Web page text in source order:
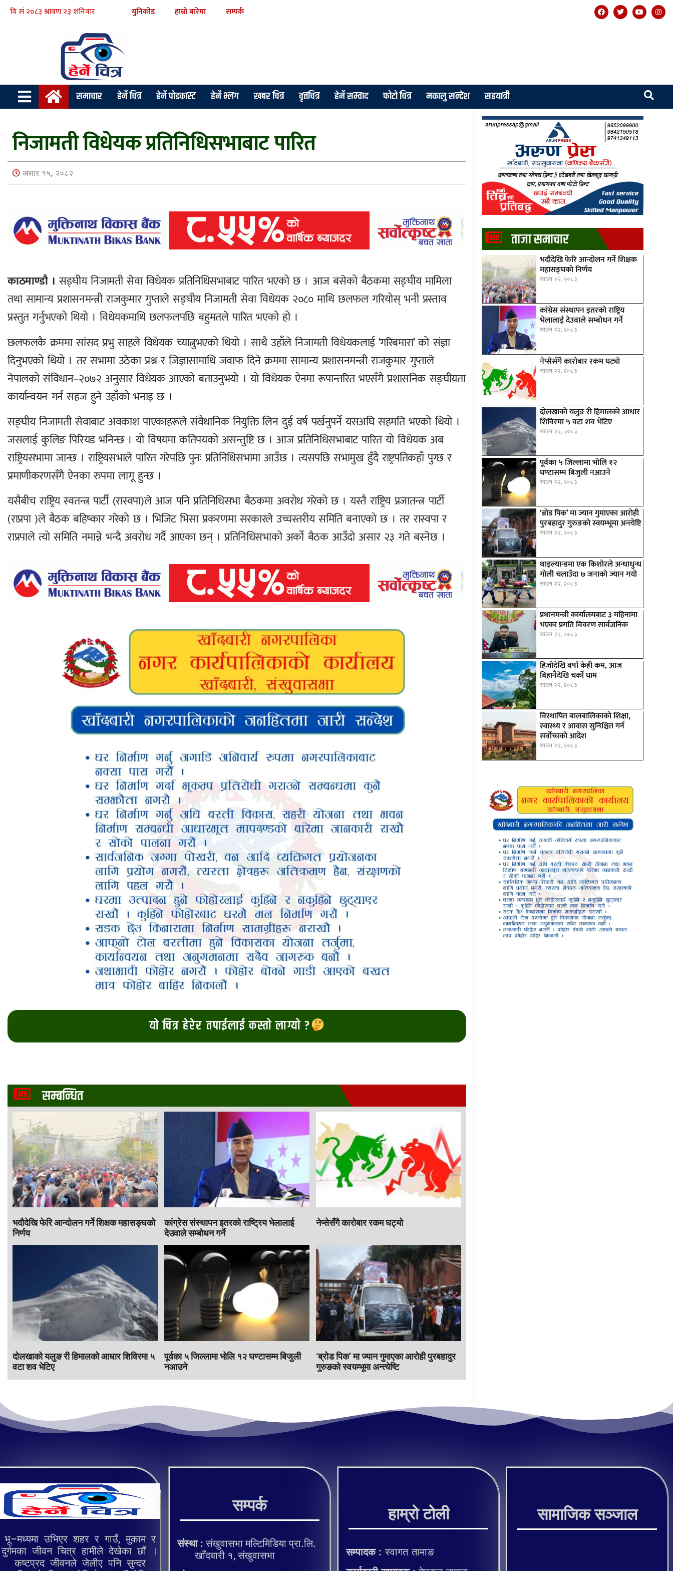
युनिकोड हाम्रो बारेमा सम्पर्क
समाचार हेर्ने चित्र हेर्ने पोडकास्ट हेर्ने भ्लग खबर चित्र वृत्तचित्र हेर्ने सम्वाद फोटो चित्र मकालु सन्देश सहयात्री
निजामती विधेयक प्रतिनिधिसभाबाट पारित
असार १५, २०८२
काठमाण्डौ । सङ्घीय निजामती सेवा विधेयक प्रतिनिधिसभाबाट पारित भएको छ । आज बसेको बैठकमा सङ्घीय मामिला
तथा सामान्य प्रशासनमन्त्री राजकुमार गुप्ताले सङ्घीय निजामती सेवा विधेयक २०८० माथि छलफल गरियोस् भनी प्रस्ताव
प्रस्तुत गर्नुभएको थियो । विधेयकमाथि छलफलपछि बहुमतले पारित भएको हो ।
छलफलकै क्रममा सांसद प्रभु साहले विधेयक च्यात्नुभएको थियो । साथै उहाँले निजामती विधेयकलाई ‘गरिबमारा’ को संज्ञा
दिनुभएको थियो । तर सभामा उठेका प्रश्न र जिज्ञासामाथि जवाफ दिने क्रममा सामान्य प्रशासनमन्त्री राजकुमार गुप्ताले
नेपालको संविधान–२०७२ अनुसार विधेयक आएको बताउनुभयो । यो विधेयक ऐनमा रूपान्तरित भएसँगै प्रशासनिक सङ्घीयता
कार्यान्वयन गर्न सहज हुने उहाँको भनाइ छ ।
सङ्घीय निजामती सेवाबाट अवकाश पाएकाहरूले संवैधानिक नियुक्ति लिन दुई वर्ष पर्खनुपर्ने यसअघि सहमति भएको थियो ।
जसलाई कुलिङ पिरियड भनिन्छ । यो विषयमा कतिपयको असन्तुष्टि छ । आज प्रतिनिधिसभाबाट पारित यो विधेयक अब
राष्ट्रियसभामा जान्छ । राष्ट्रियसभाले पारित गरेपछि पुनः प्रतिनिधिसभामा आउँछ । त्यसपछि सभामुख हुँदै राष्ट्रपतिकहाँ पुग्छ र
प्रमाणीकरणसँगै ऐनका रुपमा लागू हुन्छ ।
यसैबीच राष्ट्रिय स्वतन्त्र पार्टी (रास्वपा)ले आज पनि प्रतिनिधिसभा बैठकमा अवरोध गरेको छ । यस्तै राष्ट्रिय प्रजातन्त्र पार्टी
(राप्रपा )ले बैठक बहिष्कार गरेको छ । भिजिट भिसा प्रकरणमा सरकारले उच्चस्तरीय समिति बनाएको छ । तर रास्वपा र
राप्रपाले त्यो समिति नमान्ने भन्दै अवरोध गर्दै आएका छन् । प्रतिनिधिसभाको अर्को बैठक आउँदो असार २३ गते बस्नेछ ।
यो चित्र हेरेर तपाईलाई कस्तो लाग्यो ?
सम्बन्धित
भदौदेखि फेरि आन्दोलन गर्ने शिक्षक महासङ्घको
निर्णय
कांग्रेस संस्थापन इतरको राष्ट्रिय भेलालाई
देउवाले सम्बोधन गर्ने
नेप्सेसँगै काराेबार रकम घट्याे
दोलखाको यलुङ री हिमालको आधार शिविरमा ५
वटा शव भेटिए
पूर्वका ५ जिल्लामा भाेलि १२ घण्टासम्म बिजुली
नआउने
‘ब्रोड पिक’ मा ज्यान गुमाएका आराेही पुरबहादुर
गुरुङको स्वयम्भूमा अन्त्येष्टि
ताजा समाचार
भदौदेखि फेरि आन्दोलन गर्ने शिक्षक
महासङ्घको निर्णय
साउन २२, २०८३
कांग्रेस संस्थापन इतरको राष्ट्रिय
भेलालाई देउवाले सम्बोधन गर्ने
साउन २२, २०८३
नेप्सेसँगै काराेबार रकम घट्याे
साउन २२, २०८३
दोलखाको यलुङ री हिमालको आधार
शिविरमा ५ वटा शव भेटिए
साउन २२, २०८३
पूर्वका ५ जिल्लामा भाेलि १२
घण्टासम्म बिजुली नआउने
साउन २२, २०८३
‘ब्रोड पिक’ मा ज्यान गुमाएका आराेही
पुरबहादुर गुरुङको स्वयम्भूमा अन्त्येष्टि
साउन २२, २०८३
थाइल्यान्डमा एक किशोरले अन्धाधुन्ध
गोली चलाउँदा ७ जनाको ज्यान गयो
साउन २२, २०८३
प्रधानमन्त्री कार्यालयबाट ३ महिनामा
भएका प्रगति विवरण सार्वजनिक
साउन २२, २०८३
हिजोदेखि वर्षा केही कम, आज
बिहानैदेखि चर्को घाम
साउन २२, २०८३
विस्थापित बालबालिकाको शिक्षा,
स्वास्थ्य र आवास सुनिश्चित गर्न
सर्वोच्चको आदेश
साउन २२, २०८३
भू–मध्यमा उभिएर शहर र गाउँ, मुकाम र
दुर्गमका जीवन चित्र हामीले देखेका छौं ।
कष्टप्रद जीवनले जेलीए पनि सुन्दर
सम्पर्क
संस्था : संखुवासभा मल्टिमिडिया प्रा.लि.
खाँदबारी १, संखुवासभा
हाम्रो टोली
सम्पादक :स्वागत तामाङ
सामाजिक सञ्जाल